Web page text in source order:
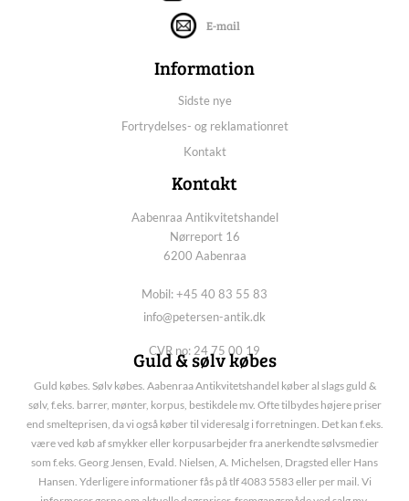
E-mail
Information
Sidste nye
Fortrydelses- og reklamationret
Kontakt
Kontakt
Aabenraa Antikvitetshandel
Nørreport 16
6200 Aabenraa
Mobil: +45 40 83 55 83
info@petersen-antik.dk
CVR no: 24 75 00 19
Guld & sølv købes
Guld købes. Sølv købes. Aabenraa Antikvitetshandel køber al slags guld &
sølv, f.eks. barrer, mønter, korpus, bestikdele mv. Ofte tilbydes højere priser
end smelteprisen, da vi også køber til videresalg i forretningen. Det kan f.eks.
være ved køb af smykker eller korpusarbejder fra anerkendte sølvsmedier
som f.eks. Georg Jensen, Evald. Nielsen, A. Michelsen, Dragsted eller Hans
Hansen. Yderligere informationer fås på tlf 4083 5583 eller per mail. Vi